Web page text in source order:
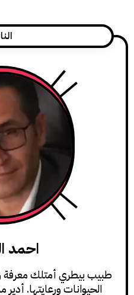
احمد المحلي
أمتلك معرفة وخبرة
ورعايتها. أدير مدونة قطة